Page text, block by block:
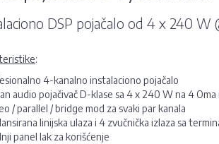
DSP pojačalo od 4 x 240 W
:
4-kanalno instalaciono pojačalo
audio pojačivač D-klase sa 4 x 240 W na 4
/ parallel / bridge mod za svaki par kanala
linijska ulaza i 4 zvučnička izlaza sa
panel lak za korišćenje